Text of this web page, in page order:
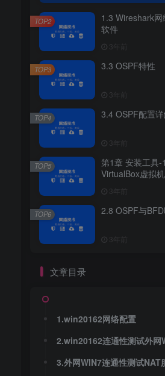
1.3 Wireshark
软件
3年前
TOP2
3.3 OSPF特性
3年前
TOP3
3.4 OSPF配置
3年前
TOP4
第1章 安装工具-
VirtualBox虚拟
3年前
TOP5
2.8 OSPF与
3年前
TOP6
文章目录
1.win20162网络配置
2.win20162连通性测试外网